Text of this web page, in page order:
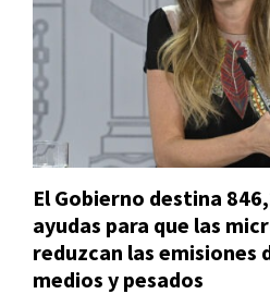
El Gobierno destina
ayudas para que las
reduzcan las emisiones
medios y pesados